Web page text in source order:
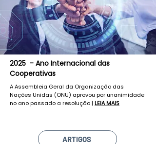
2025 - Ano Internacional das
Cooperativas
A Assembleia Geral da Organização das
Nações Unidas (ONU) aprovou por unanimidade
no ano passado a resolução | LEIA MAIS
ARTIGOS